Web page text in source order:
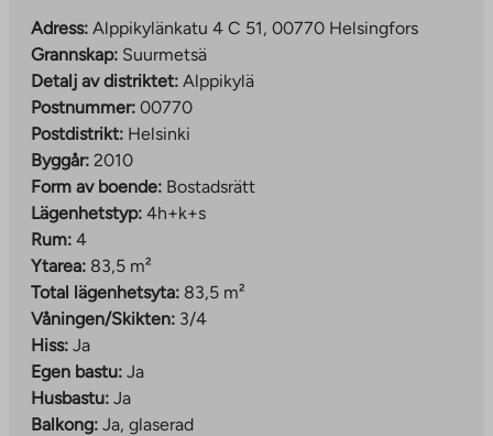
Adress: Alppikylänkatu 4 C 51, 00770 Helsingfors
Grannskap: Suurmetsä
Detalj av distriktet: Alppikylä
Postnummer: 00770
Postdistrikt: Helsinki
Byggår: 2010
Form av boende: Bostadsrätt
Lägenhetstyp: 4h+k+s
Rum: 4
Ytarea: 83,5 m²
Total lägenhetsyta: 83,5 m²
Våningen/Skikten: 3/4
Hiss: Ja
Egen bastu: Ja
Husbastu: Ja
Balkong: Ja, glaserad